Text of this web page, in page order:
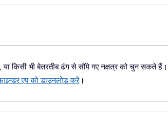
किसी भी बेतरतीब ढंग से सौंपे गए नक्षत्र को चुन सकते
एप को डाउनलोड करें।